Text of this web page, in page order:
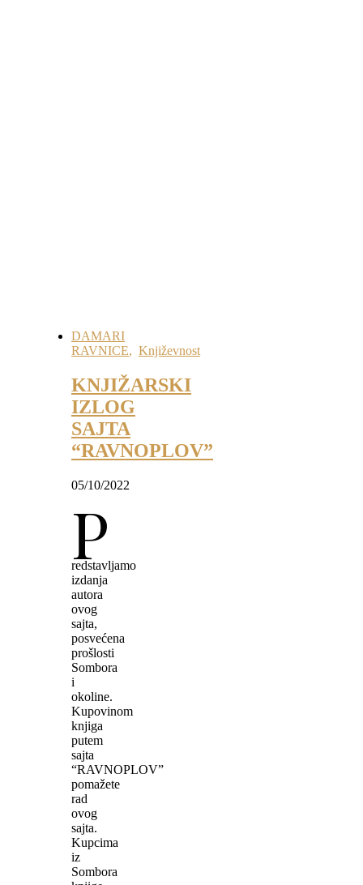
DAMARI
RAVNICE, Književnost
KNJIŽARSKI
IZLOG
SAJTA
“RAVNOPLOV”
05/10/2022
P
redstavljamo
izdanja
autora
ovog
sajta,
posvećena
prošlosti
Sombora
i
okoline.
Kupovinom
knjiga
putem
sajta
“RAVNOPLOV”
pomažete
rad
ovog
sajta.
Kupcima
iz
Sombora